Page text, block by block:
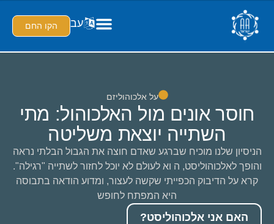
הקו החם עב
על אלכוהוליזם
חוסר אונים מול האלכוהול: מתי
השתייה יוצאת משליטה
הניסיון שלנו מוכיח שברגע שאדם חוצה את הגבול הבלתי נראה
והופך לאלכוהוליסט, ה וא לעולם לא יוכל לחזור לשתייה "רגילה".
קרא על הדיבוק הכפייתי שקשה לעצור, ומדוע הודאה בתבוסה
היא המפתח לחופש
האם אני אלכוהוליסט?